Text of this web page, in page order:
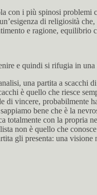
i più spinosi
di religiosità
e ragione, equilibrio
e quindi si rifugia in
una partita a scacchi
è quello che riesce
di vincere, probabilmente
bene che è la
con la propria
non è quello che
gli presenta: una